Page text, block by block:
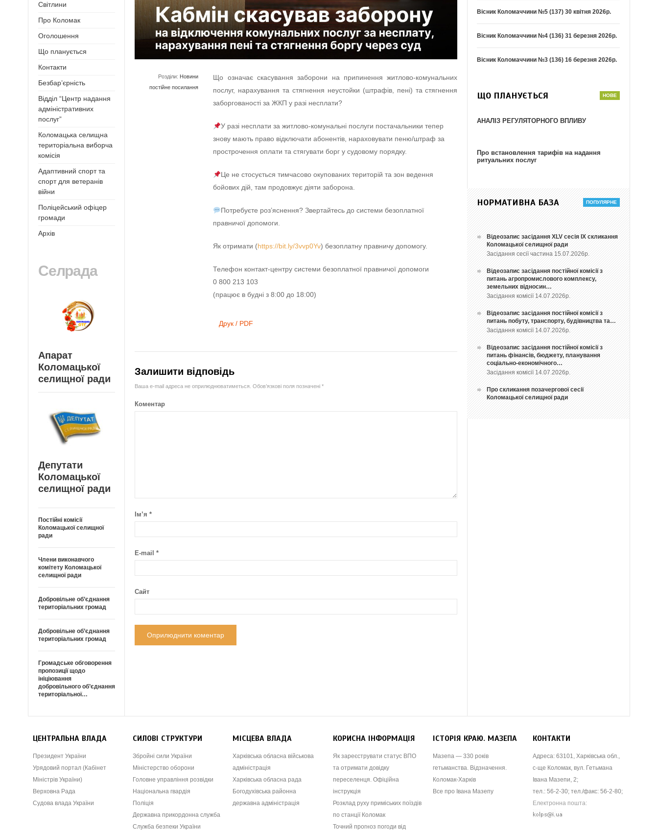
Розділи: Новини
постійне посилання
Що означає скасування заборони на припинення житлово-комунальних
послуг, нарахування та стягнення неустойки (штрафів, пені) та стягнення
заборгованості за ЖКП у разі несплати?
У разі несплати за житлово-комунальні послуги постачальники тепер
знову мають право відключати абонентів, нараховувати пеню/штраф за
прострочення оплати та стягувати борг у судовому порядку.
Це не стосується тимчасово окупованих територій та зон ведення
бойових дій, там продовжує діяти заборона.
Потребуєте роз’яснення? Звертайтесь до системи безоплатної
правничої допомоги.
Як отримати (https://bit.ly/3vvp0Yv) безоплатну правничу допомогу.
Телефон контакт-центру системи безоплатної правничої допомоги
0 800 213 103
(працює в будні з 8:00 до 18:00)
Друк / PDF
Залишити відповідь
Ваша e-mail адреса не оприлюднюватиметься. Обов’язкові поля позначені*
Коментар
Ім’я*
E-mail*
Сайт
Світлини
Про Коломак
Оголошення
Що планується
Контакти
Безбар’єрність
Відділ “Центр надання
адміністративних
послуг”
Коломацька селищна
територіальна виборча
комісія
Адаптивний спорт та
спорт для ветеранів
війни
Поліцейський офіцер
громади
Архів
Селрада
Апарат
Коломацької
селищної ради
Депутати
Коломацької
селищної ради
Постійні комісії
Коломацької селищної
ради
Члени виконавчого
комітету Коломацької
селищної ради
Добровільне об’єднання
територіальних громад
Добровільне об’єднання
територіальних громад
Громадське обговорення
пропозиції щодо
ініціювання
добровільного об’єднання
територіальної…
Вісник Коломаччини №5 (137) 30 квітня 2026р.
Вісник Коломаччини №4 (136) 31 березня 2026р.
Вісник Коломаччини №3 (136) 16 березня 2026р.
ЩО ПЛАНУЄТЬСЯ
АНАЛІЗ РЕГУЛЯТОРНОГО ВПЛИВУ
Про встановлення тарифів на надання
ритуальних послуг
НОРМАТИВНА БАЗА
Відеозапис засідання ХLV сесія ІХ скликання
Коломацької селищної ради
Засідання сесії частина 15.07.2026р.
Відеозапис засідання постійної комісії з
питань агропромислового комплексу,
земельних відносин…
Засідання комісії 14.07.2026р.
Відеозапис засідання постійної комісії з
питань побуту, транспорту, будівництва та…
Засідання комісії 14.07.2026р.
Відеозапис засідання постійної комісії з
питань фінансів, бюджету, планування
соціально-економічного…
Засідання комісії 14.07.2026р.
Про скликання позачергової сесії
Коломацької селищної ради
ЦЕНТРАЛЬНА ВЛАДА
Президент України
Урядовий портал (Кабінет
Міністрів України)
Верховна Рада
Судова влада України
СИЛОВІ СТРУКТУРИ
Збройні сили України
Міністерство оборони
Головне управління розвідки
Національна гвардія
Поліція
Державна прикордонна служба
Служба безпеки України
МІСЦЕВА ВЛАДА
Харківська обласна військова
адміністрація
Харківська обласна рада
Богодухівська районна
державна адміністрація
КОРИСНА ІНФОРМАЦІЯ
Як зареєструвати статус ВПО
та отримати довідку
переселенця. Офіційна
інструкція
Розклад руху приміських поїздів
по станції Коломак
Точний прогноз погоди від
ІСТОРІЯ КРАЮ. МАЗЕПА
Мазепа — 330 років
гетьманства. Відзначення.
Коломак-Харків
Все про Івана Мазепу
КОНТАКТИ
Адреса: 63101, Харківська обл.,
с-ще Коломак, вул. Гетьмана
Івана Мазепи, 2;
тел.: 56-2-30; тел./факс: 56-2-80;
Електронна пошта: